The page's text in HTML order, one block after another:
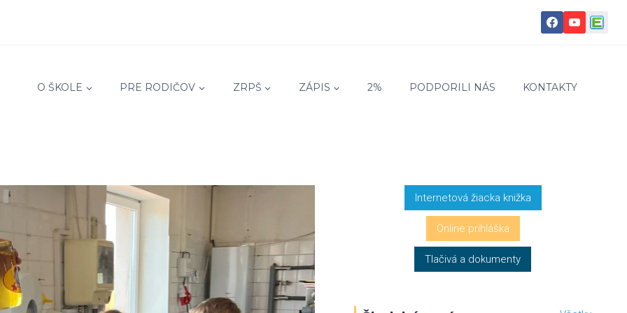
O ŠKOLE PRE RODIČOV ZRPŠ ZÁPIS 2% PODPORILI NÁS KONTAKTY
Internetová žiacka knižka
Online prihláška
Tlačivá a dokumenty